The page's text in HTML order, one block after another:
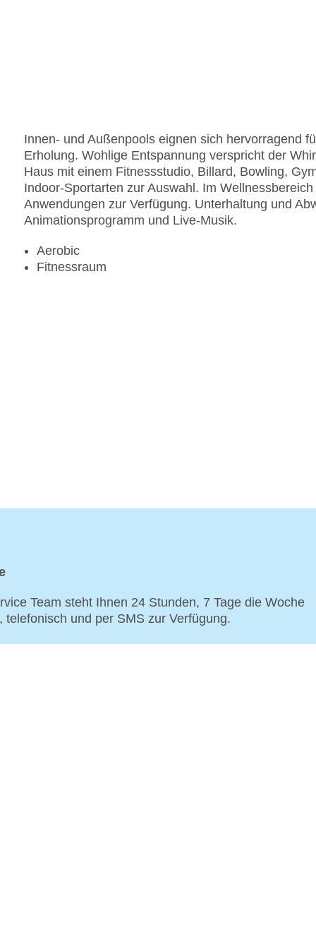
Innen- und Außenpools eignen sich hervorragend
Erholung. Wohlige Entspannung verspricht der
Haus mit einem Fitnessstudio, Billard, Bowling,
Indoor-Sportarten zur Auswahl. Im
Anwendungen zur Verfügung. Unterhaltung und
Animationsprogramm und Live-Musik.
Aerobic
Fitnessraum
Team steht Ihnen 24 Stunden, 7 Tage die Woche
und per SMS zur Verfügung.